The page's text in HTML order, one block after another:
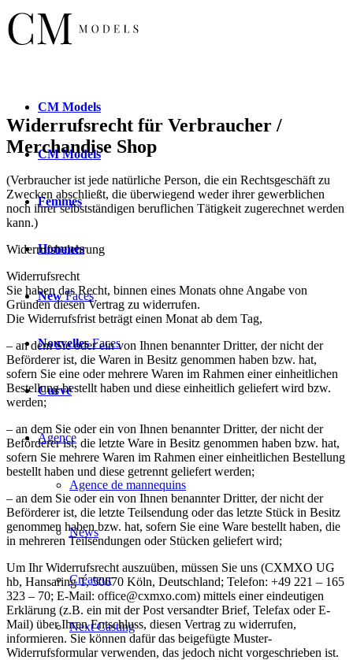
CM Models
CMModels
Femmes
Hommes
NewFaces
NouvellesFaces
Curvé
Agence
Agence de mannequins
News
Créateur
Next Casting
Widerrufsrecht für Verbraucher /
Merchandise Shop
(Verbraucher ist jede natürliche Person, die ein Rechtsgeschäft zu
Zwecken abschließt, die überwiegend weder ihrer gewerblichen
noch ihrer selbstständigen beruflichen Tätigkeit zugerechnet werden
kann.)
Widerrufsbelehrung
Widerrufsrecht
Sie haben das Recht, binnen eines Monats ohne Angabe von
Gründen diesen Vertrag zu widerrufen.
Die Widerrufsfrist beträgt einen Monat ab dem Tag,
– an dem Sie oder ein von Ihnen benannter Dritter, der nicht der
Beförderer ist, die Waren in Besitz genommen haben bzw. hat,
sofern Sie eine oder mehrere Waren im Rahmen einer einheitlichen
Bestellung bestellt haben und diese einheitlich geliefert wird bzw.
werden;
– an dem Sie oder ein von Ihnen benannter Dritter, der nicht der
Beförderer ist, die letzte Ware in Besitz genommen haben bzw. hat,
sofern Sie mehrere Waren im Rahmen einer einheitlichen Bestellung
bestellt haben und diese getrennt geliefert werden;
– an dem Sie oder ein von Ihnen benannter Dritter, der nicht der
Beförderer ist, die letzte Teilsendung oder das letzte Stück in Besitz
genommen haben bzw. hat, sofern Sie eine Ware bestellt haben, die
in mehreren Teilsendungen oder Stücken geliefert wird;
Um Ihr Widerrufsrecht auszuüben, müssen Sie uns (CXMXO UG
hb, Hansaring 1, 50670 Köln, Deutschland; Telefon: +49 221 – 165
323 – 70; E-Mail: office@cxmxo.com) mittels einer eindeutigen
Erklärung (z.B. ein mit der Post versandter Brief, Telefax oder E-
Mail) über Ihren Entschluss, diesen Vertrag zu widerrufen,
informieren. Sie können dafür das beigefügte Muster-
Widerrufsformular verwenden, das jedoch nicht vorgeschrieben ist.